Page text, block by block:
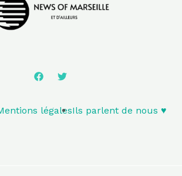
légalesIls parlent de nous ♥️